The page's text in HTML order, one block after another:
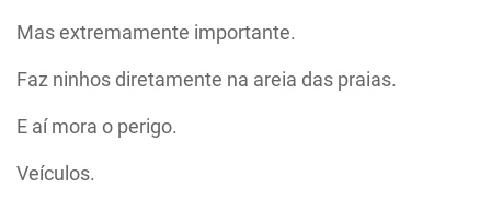
Mas extremamente importante.
Faz ninhos diretamente na areia das praias.
E aí mora o perigo.
Veículos.